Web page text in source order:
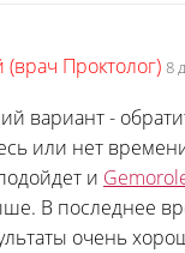
Проктолог) 8
вариант -
или нет
и
В последнее
очень